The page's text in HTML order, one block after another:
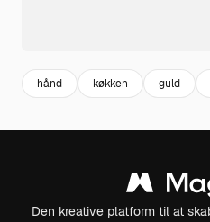
hånd køkken guld
Den kreative platform til at